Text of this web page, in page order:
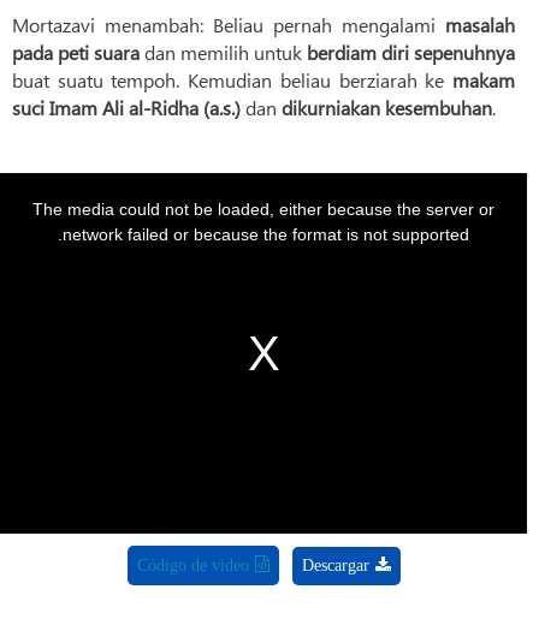
Mortazavi menambah: Beliau pernah mengalami masalah
pada peti suaradan memilih untuk berdiam diri sepenuhnya
buat suatu tempoh. Kemudian beliau berziarah ke makam
suci Imam Ali al-Ridha (a.s.)dan dikurniakan kesembuhan.
The media could not be loaded, either because the server or
network failed or because the format is not supported.
Código de video Descargar